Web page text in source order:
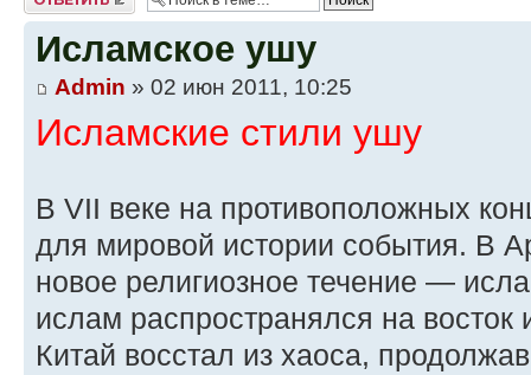
Исламское ушу
Admin » 02 июн 2011, 10:25
Исламские стили ушу
В VII веке на противоположных
для мировой истории события. В
новое религиозное течение —
ислам распространялся на
Китай восстал из хаоса,